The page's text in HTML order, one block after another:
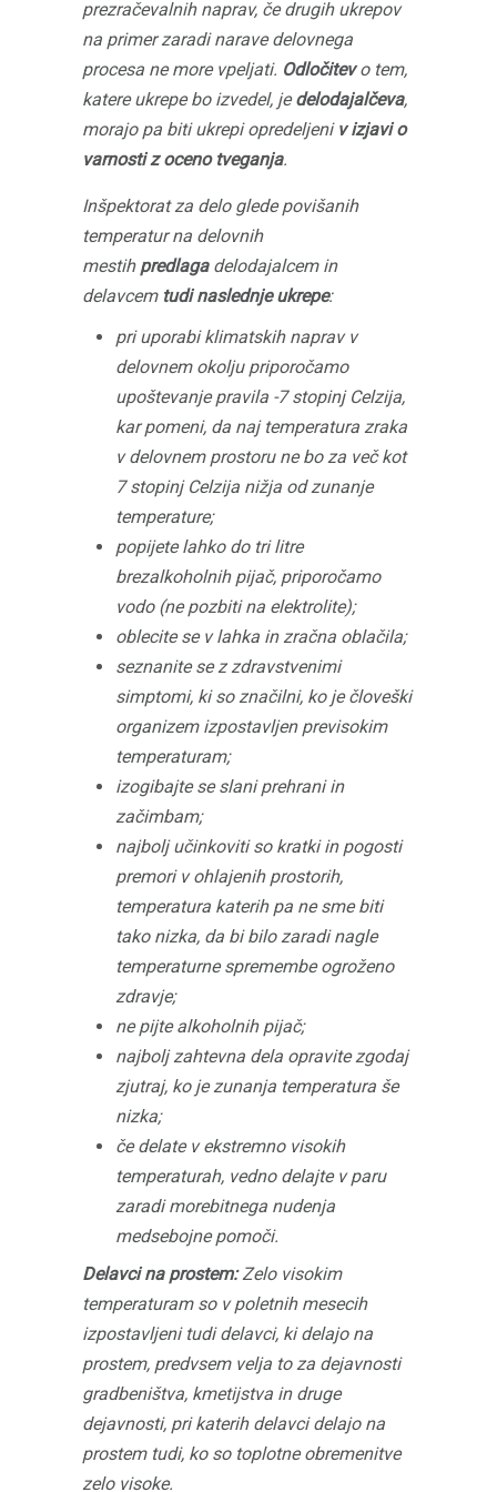
prezračevalnih naprav, če drugih ukrepov
na primer zaradi narave delovnega
procesa ne more vpeljati. Odločitevo tem,
katere ukrepe bo izvedel, jedelodajalčeva,
morajo pa biti ukrepi opredeljeni v izjavi o
varnosti z oceno tveganja.
Inšpektorat za delo glede povišanih
temperatur na delovnih
mestih predlagadelodajalcem in
delavcem tudi naslednje ukrepe:
pri uporabi klimatskih naprav v
delovnem okolju priporočamo
upoštevanje pravila -7 stopinj Celzija,
kar pomeni, da naj temperatura zraka
v delovnem prostoru ne bo za več kot
7 stopinj Celzija nižja od zunanje
temperature;
popijete lahko do tri litre
brezalkoholnih pijač, priporočamo
vodo (ne pozbiti na elektrolite);
oblecite se v lahka in zračna oblačila;
seznanite se z zdravstvenimi
simptomi, ki so značilni, ko je človeški
organizem izpostavljen previsokim
temperaturam;
izogibajte se slani prehrani in
začimbam;
najbolj učinkoviti so kratki in pogosti
premori v ohlajenih prostorih,
temperatura katerih pa ne sme biti
tako nizka, da bi bilo zaradi nagle
temperaturne spremembe ogroženo
zdravje;
ne pijte alkoholnih pijač;
najbolj zahtevna dela opravite zgodaj
zjutraj, ko je zunanja temperatura še
nizka;
če delate v ekstremno visokih
temperaturah, vedno delajte v paru
zaradi morebitnega nudenja
medsebojne pomoči.
Delavci na prostem:Zelo visokim
temperaturam so v poletnih mesecih
izpostavljeni tudi delavci, ki delajo na
prostem, predvsem velja to za dejavnosti
gradbeništva, kmetijstva in druge
dejavnosti, pri katerih delavci delajo na
prostem tudi, ko so toplotne obremenitve
zelo visoke.